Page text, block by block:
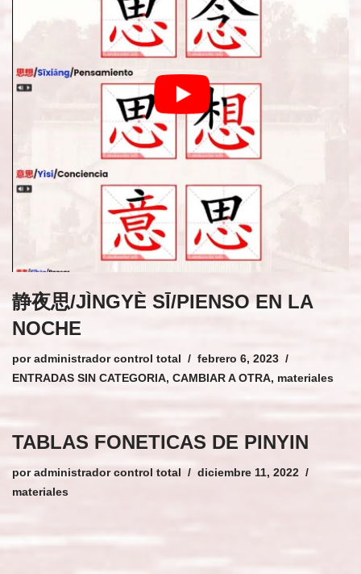
静夜思/JÌNGYÈ SĪ/PIENSO EN LA
NOCHE
por administrador control total
febrero 6, 2023
ENTRADAS SIN CATEGORIA, CAMBIAR A OTRA, materiales
TABLAS FONETICAS DE PINYIN
por administrador control total
diciembre 11, 2022
materiales